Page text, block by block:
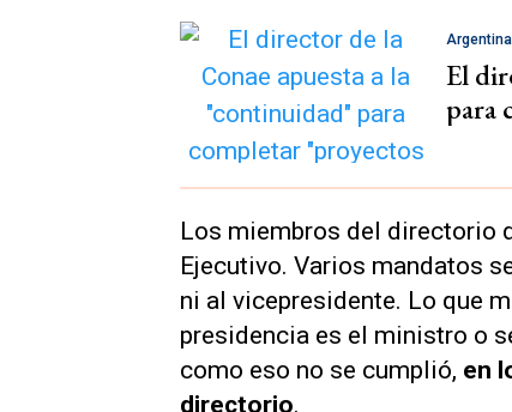
Argentina
El
para
Los miembros del directorio
Ejecutivo. Varios mandatos
ni al vicepresidente. Lo que
presidencia es el ministro o
como eso no se cumplió, en
directorio.